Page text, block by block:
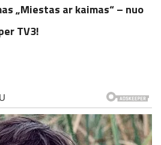
„Miestas ar kaimas“ – nuo
TV3!